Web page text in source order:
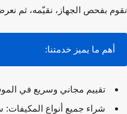
بفحص الجهاز، نقيّمه، ثم نعرض
أهم ما يميز خدمتنا:
تقييم مجاني وسريع في الموقع.
شراء جميع أنواع المكيفات: